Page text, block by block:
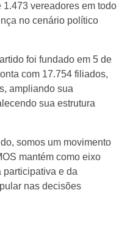
vereadores em todo
no cenário político
foi fundado em 5 de
com 17.754 filiados,
ampliando sua
sua estrutura
somos um movimento
mantém como eixo
participativa e da
nas decisões